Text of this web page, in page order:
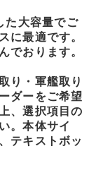
た大容量でご
に最適です。
でおります。
り・軍艦取り
ダーをご希望
、選択項目の
。本体サイ
テキストボッ